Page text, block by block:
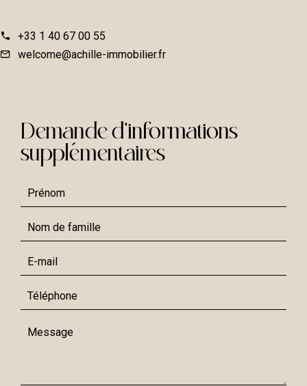
+33 1 40 67 00 55
welcome@achille-immobilier.fr
Demande d'informations
supplementaires